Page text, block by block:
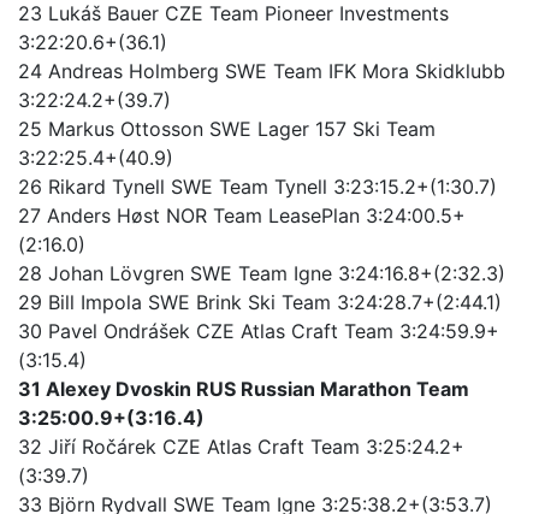
23 Lukáš Bauer CZE Team Pioneer Investments
3:22:20.6+(36.1)
24 Andreas Holmberg SWE Team IFK Mora Skidklubb
3:22:24.2+(39.7)
25 Markus Ottosson SWE Lager 157 Ski Team
3:22:25.4+(40.9)
26 Rikard Tynell SWE Team Tynell 3:23:15.2+(1:30.7)
27 Anders Høst NOR Team LeasePlan 3:24:00.5+
(2:16.0)
28 Johan Lövgren SWE Team Igne 3:24:16.8+(2:32.3)
29 Bill Impola SWE Brink Ski Team 3:24:28.7+(2:44.1)
30 Pavel Ondrášek CZE Atlas Craft Team 3:24:59.9+
(3:15.4)
31 Alexey Dvoskin RUS Russian Marathon Team
3:25:00.9+(3:16.4)
32 Jiří Ročárek CZE Atlas Craft Team 3:25:24.2+
(3:39.7)
33 Björn Rydvall SWE Team Igne 3:25:38.2+(3:53.7)